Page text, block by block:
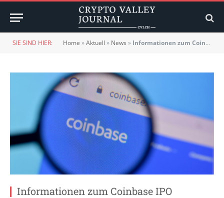
SIE SIND HIER: Home »Aktuell » News » Informationen zum Coinbase IPO
Informationen zum Coinbase IPO